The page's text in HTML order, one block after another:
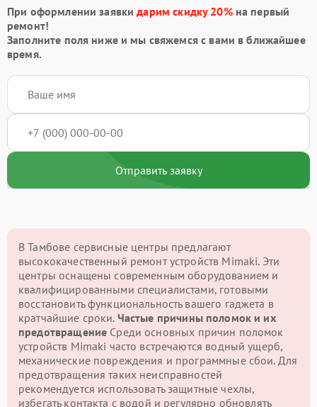
При оформлении заявкидарим скидку 20%на первый
ремонт!
Заполните поля ниже и мы свяжемся с вами в ближайшее
время.
Отправить заявку
В Тамбове сервисные центры предлагают
высококачественный ремонт устройств Mimaki. Эти
центры оснащены современным оборудованием и
квалифицированными специалистами, готовыми
восстановить функциональность вашего гаджета в
кратчайшие сроки. Частые причины поломок и их
предотвращение Среди основных причин поломок
устройств Mimaki часто встречаются водный ущерб,
механические повреждения и программные сбои. Для
предотвращения таких неисправностей
рекомендуется использовать защитные чехлы,
избегать контакта с водой и регулярно обновлять